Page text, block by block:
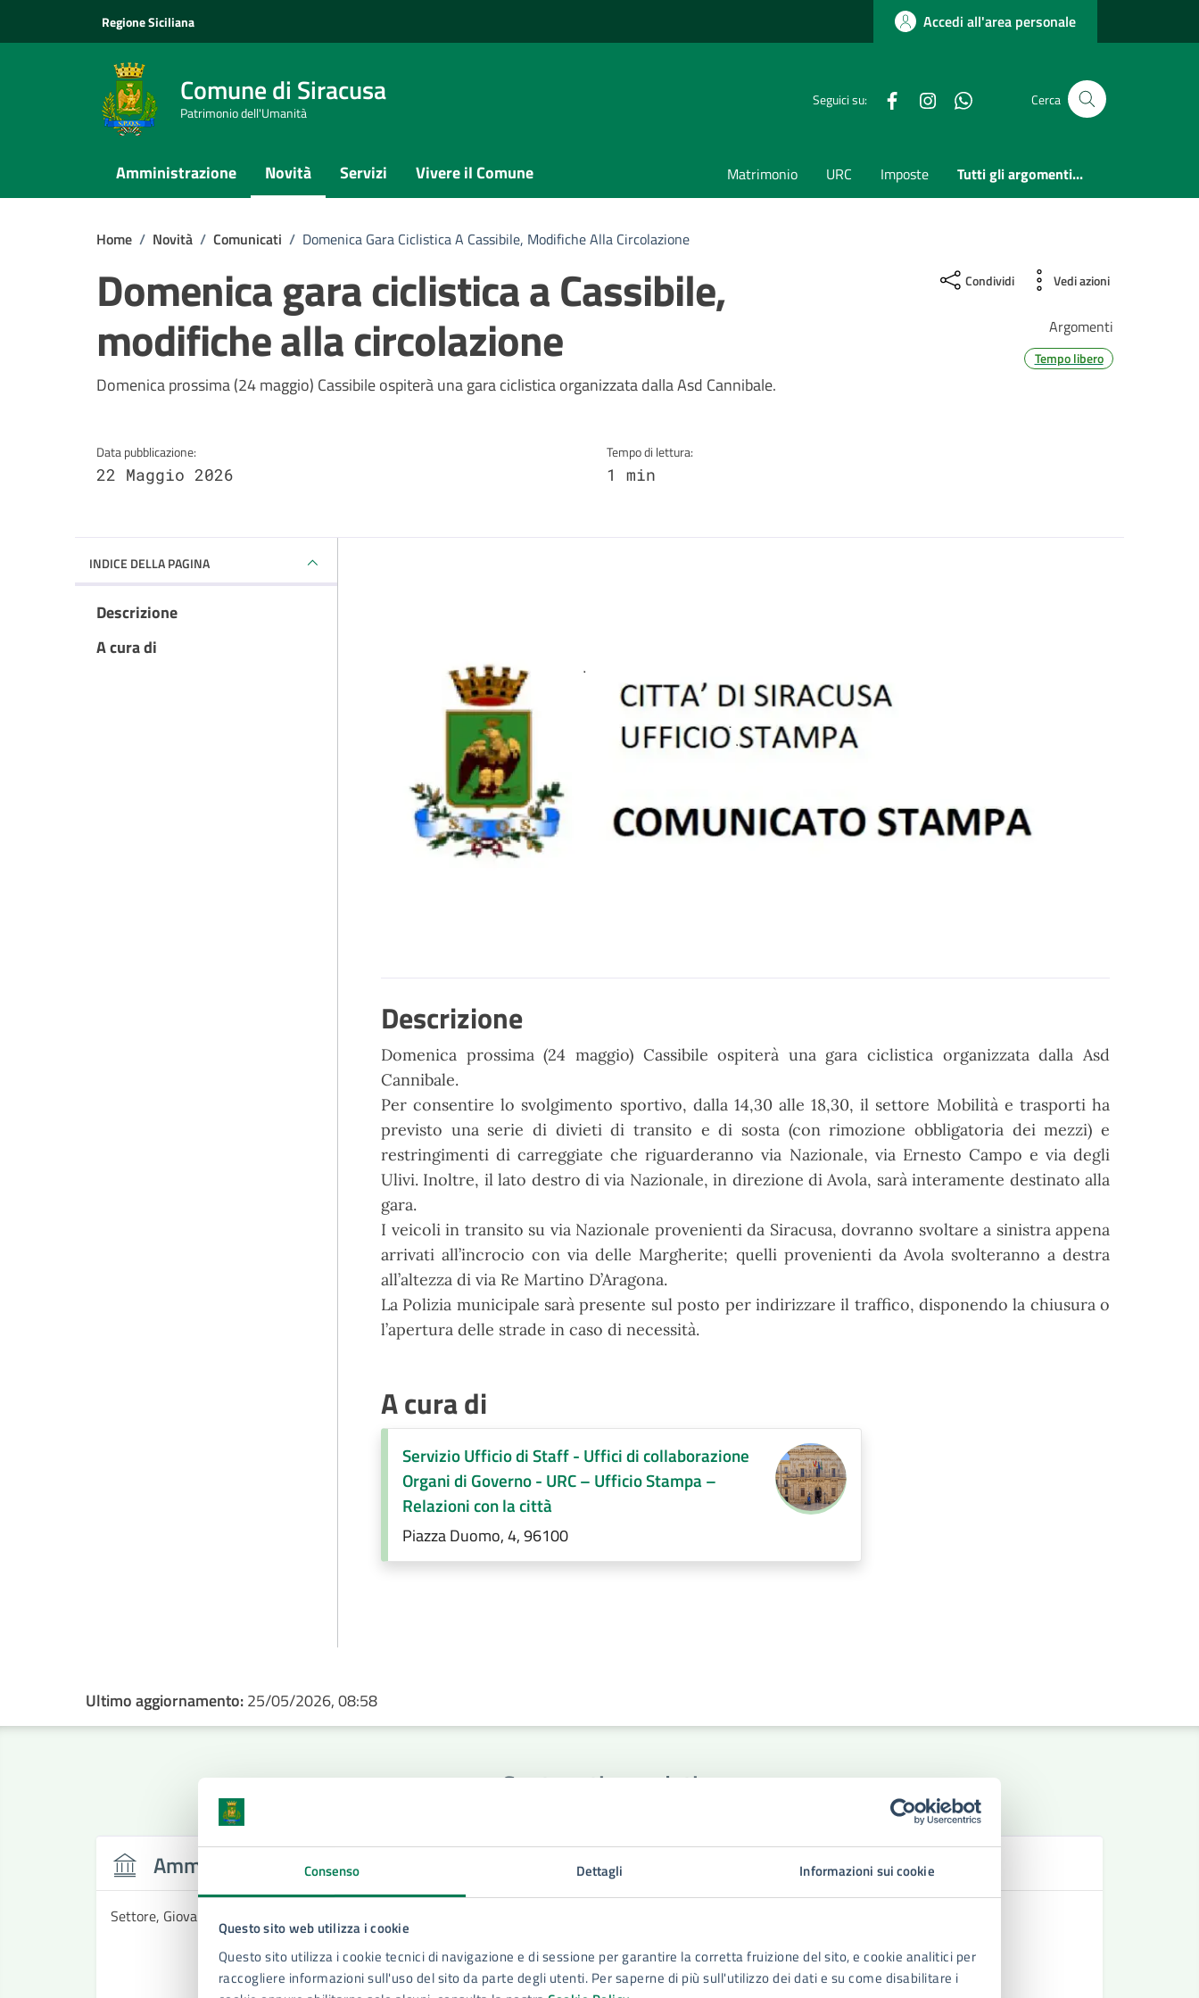
Consenso Dettagli Informazioni sui cookie
Questo sito web utilizza i cookie
Questo sito utilizza i cookie tecnici di navigazione e di sessione per garantire la corretta fruizione del sito, e cookie analitici per
raccogliere informazioni sull'uso del sito da parte degli utenti. Per saperne di più sull'utilizzo dei dati e su come disabilitare i
Regione Siciliana Accedi all'area personale
Comune di Siracusa
Patrimonio dell'Umanità
Seguici su: FacebookInstagramwhatsappCerca
Amministrazione Novità Servizi Vivere il Comune Matrimonio URC Imposte Tutti gli argomenti...
Home / Novità / Comunicati / Domenica Gara Ciclistica A Cassibile, Modifiche Alla Circolazione
Domenica gara ciclistica a Cassibile,
modifiche alla circolazione
Dettagli della notizia
Domenica prossima (24 maggio) Cassibile ospiterà una gara ciclistica organizzata dalla Asd Cannibale.
Data pubblicazione:
22 Maggio 2026
Tempo di lettura:
1 min
Condividi Vedi azioni
Argomenti
Tempo libero
INDICE DELLA PAGINA
Descrizione
A cura di
Descrizione
Domenica prossima (24 maggio) Cassibile ospiterà una gara ciclistica organizzata dalla Asd
Cannibale.
Per consentire lo svolgimento sportivo, dalla 14,30 alle 18,30, il settore Mobilità e trasporti ha
previsto una serie di divieti di transito e di sosta (con rimozione obbligatoria dei mezzi) e
restringimenti dicarreggiate che riguarderanno via Nazionale, via Ernesto Campo e via degli
Ulivi. Inoltre, il lato destro divia Nazionale, in direzione di Avola, sarà interamente destinato alla
gara.
I veicoli in transito su via Nazionale provenienti da Siracusa, dovranno svoltare a sinistra appena
arrivati all’incrocio con via delle Margherite; quelli provenienti da Avola svolteranno a destra
all’altezza di via Re Martino D’Aragona.
La Polizia municipale sarà presente sul posto per indirizzare il traffico, disponendo la chiusura o
l’apertura delle strade in caso di necessità.
A cura di
Servizio Ufficio di Staff - Uffici di collaborazione
Organi di Governo - URC – Ufficio Stampa –
Relazioni con la città
Piazza Duomo, 4, 96100
Ultimo aggiornamento:25/05/2026, 08:58
Contenuti correlati
Amministrazione
Settore, Giovani, Sport e Tempo Libero